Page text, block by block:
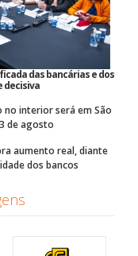
das bancárias e dos
decisiva
interior será em São
de agosto
aumento real, diante
dos bancos